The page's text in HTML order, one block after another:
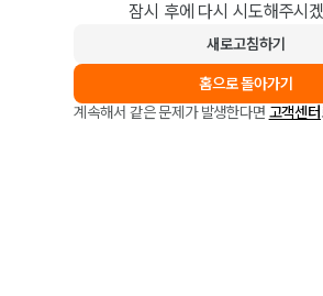
잠시 후에 다시 시도해주시
새로고침하기
홈으로 돌아가기
계속해서 같은 문제가 발생한다면 고객센터